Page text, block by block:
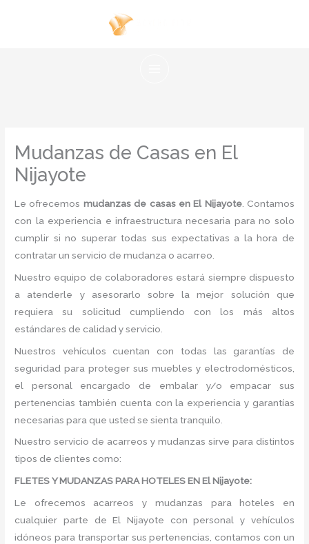
Mudanzas de Casas en El
Nijayote
Le ofrecemos mudanzas de casas en El Nijayote. Contamos
con la experiencia e infraestructura necesaria para no solo
cumplir si no superar todas sus expectativas a la hora de
contratar un servicio de mudanza o acarreo.
Nuestro equipo de colaboradores estará siempre dispuesto
a atenderle y asesorarlo sobre la mejor solución que
requiera su solicitud cumpliendo con los más altos
estándares de calidad y servicio.
Nuestros vehículos cuentan con todas las garantías de
seguridad para proteger sus muebles y electrodomésticos,
el personal encargado de embalar y/o empacar sus
pertenencias también cuenta con la experiencia y garantías
necesarias para que usted se sienta tranquilo.
Nuestro servicio de acarreos y mudanzas sirve para distintos
tipos de clientes como:
FLETES Y MUDANZAS PARA HOTELES EN El Nijayote:
Le ofrecemos acarreos y mudanzas para hoteles en
cualquier parte de El Nijayote con personal y vehículos
idóneos para transportar sus pertenencias, contamos con un